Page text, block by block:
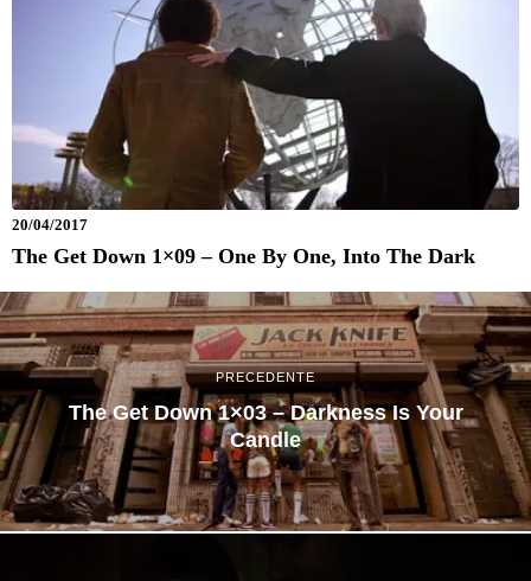
20/04/2017
The Get Down 1×09 – One By One, Into The Dark
PRECEDENTE
The Get Down 1×03 – Darkness Is Your
Candle